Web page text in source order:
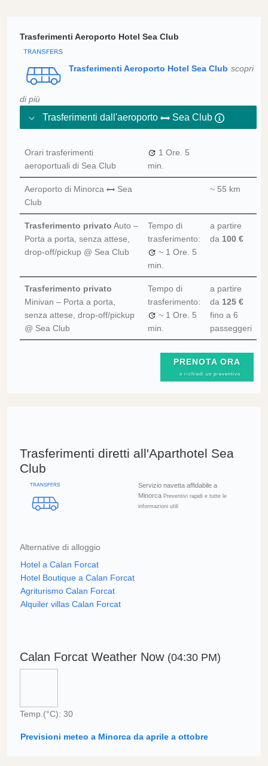
Trasferimenti Aeroporto Hotel Sea Club
Trasferimenti Aeroporto Hotel Sea Club scopri
di più
Trasferimenti dall'aeroporto Sea Club
Orari trasferimenti
aeroportuali di Sea Club
1 Ore.
5
min.
Aeroporto di Minorca
Sea
Club
~ 55 km
Trasferimento privato Auto –
Porta a porta, senza attese,
drop-off/pickup @ Sea Club
Tempo di
trasferimento:
~ 1 Ore.
5
min.
a partire
da 100 €
Trasferimento privato
Minivan – Porta a porta,
senza attese, drop-off/pickup
@ Sea Club
Tempo di
trasferimento:
~ 1 Ore.
5
min.
a partire
da 125 €
fino a 6
passeggeri
PRENOTA ORA
o richiedi un preventivo
Trasferimenti diretti all'Aparthotel Sea
Club
Servizio navetta affidabile a
Minorca Preventivi rapidi e tutte le
informazioni utili
Alternative di alloggio
Hotel a Calan Forcat
Hotel Boutique a Calan Forcat
Agriturismo Calan Forcat
Alquiler villas Calan Forcat
Calan Forcat Weather Now (04:30 PM)
Temp.(°C): 30
Previsioni meteo a Minorca da aprile a ottobre